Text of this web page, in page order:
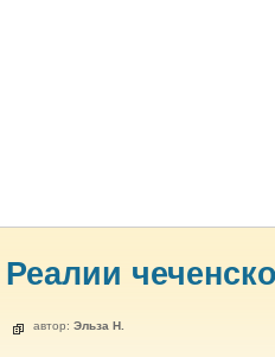
Реалии
автор: Эльза Н.